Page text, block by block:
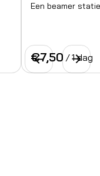
Een beamer
/